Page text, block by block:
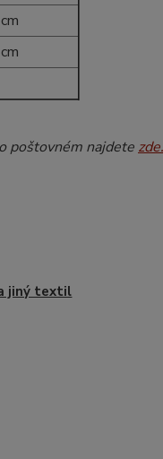
poštovném najdete zde.
jiný textil